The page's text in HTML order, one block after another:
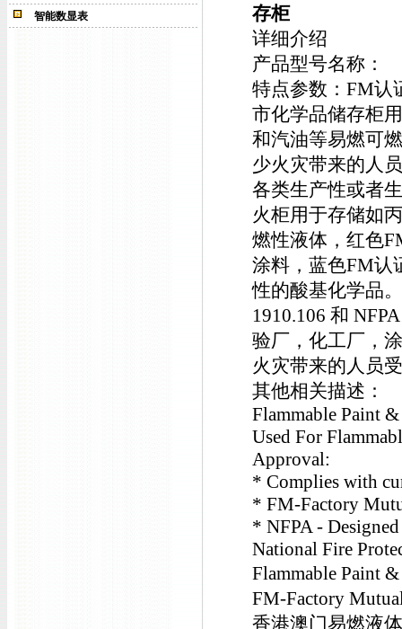
智能数显表
存柜
详细介绍
产品型号名称：
特点参数： FM认
市化学品储存柜
和汽油等易燃可
少火灾带来的人
各类生产性或者
火柜用于存储如
燃性液体，红色
涂料，蓝色FM认
性的酸基化学品
1910.106 和
验厂，化工厂，
火灾带来的人员
其他相关描述：
Flammable Paint
Used For
Approval:
* Complies with
* FM-Factory
* NFPA -
National Fire
Flammable Paint
FM-Factory
香港澳门易燃液